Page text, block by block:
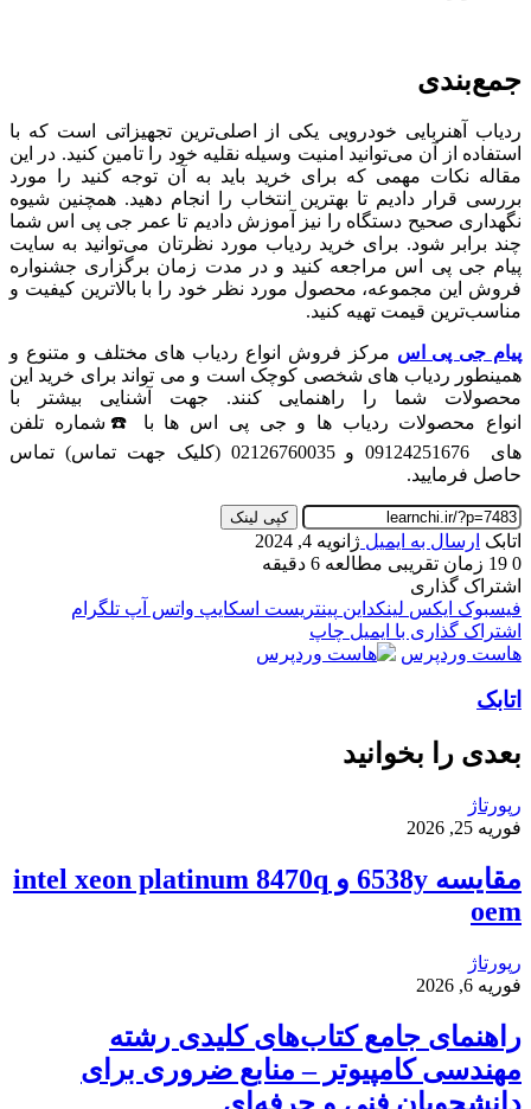
جمع‌بندی
ردیاب آهنربایی خودرویی یکی از اصلی‌ترین تجهیزاتی است که با
استفاده از آن می‌توانید امنیت وسیله نقلیه خود را تامین کنید. در این
مقاله نکات مهمی که برای خرید باید به آن توجه کنید را مورد
بررسی قرار دادیم تا بهترین انتخاب را انجام دهید. همچنین شیوه
نگهداری صحیح دستگاه را نیز آموزش دادیم تا عمر جی پی اس شما
چند برابر شود. برای خرید ردیاب مورد نظرتان می‌توانید به سایت
پیام جی پی اس مراجعه کنید و در مدت زمان برگزاری جشنواره
فروش این مجموعه، محصول مورد نظر خود را با بالاترین کیفیت و
مناسب‌ترین قیمت تهیه کنید.
پیام جی پی اس مرکز فروش انواع ردیاب های مختلف و متنوع و
همینطور ردیاب های شخصی کوچک است و می تواند برای خرید این
محصولات شما را راهنمایی کنند. جهت آشنایی بیشتر با
انواع محصولات ردیاب ها و جی پی اس ها با ☎️شماره تلفن
های 09124251676 و 02126760035 (کلیک جهت تماس) تماس
حاصل فرمایید.
کپی لینک
اتابک ارسال به ایمیل ژانویه 4, 2024
0
زمان تقریبی مطالعه 6 دقیقه
اشتراک گذاری
فیسبوک ایکس لینکداین پینتریست اسکایپ واتس آپ تلگرام
اشتراک گذاری با ایمیل چاپ
هاست وردپرس
اتابک
بعدی را بخوانید
رپورتاژ
فوریه 25, 2026
مقایسه 6538y و intel xeon platinum 8470q
oem
رپورتاژ
فوریه 6, 2026
راهنمای جامع کتاب‌های کلیدی رشته
مهندسی کامپیوتر – منابع ضروری برای
دانشجویان فنی و حرفه‌ای